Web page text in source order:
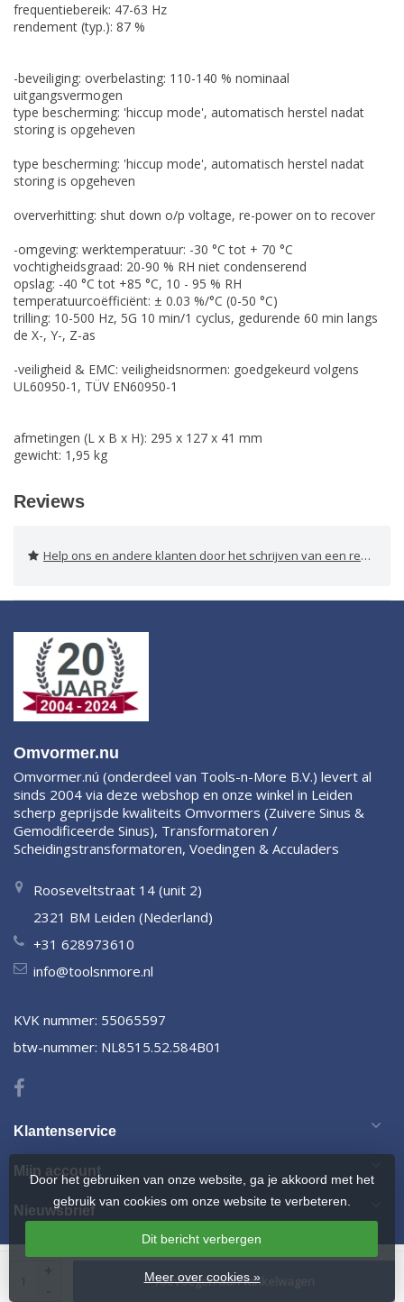
Toevoegen aan winkelwagen
frequentiebereik: 47-63 Hz
rendement (typ.): 87 %
-beveiliging: overbelasting: 110-140 % nominaal
uitgangsvermogen
type bescherming: 'hiccup mode', automatisch herstel nadat
storing is opgeheven
type bescherming: 'hiccup mode', automatisch herstel nadat
storing is opgeheven
oververhitting: shut down o/p voltage, re-power on to recover
-omgeving: werktemperatuur: -30 °C tot + 70 °C
vochtigheidsgraad: 20-90 % RH niet condenserend
opslag: -40 °C tot +85 °C, 10 - 95 % RH
temperatuurcoëfficiënt: ± 0.03 %/°C (0-50 °C)
trilling: 10-500 Hz, 5G 10 min/1 cyclus, gedurende 60 min langs
de X-, Y-, Z-as
-veiligheid & EMC: veiligheidsnormen: goedgekeurd volgens
UL60950-1, TÜV EN60950-1
afmetingen (L x B x H): 295 x 127 x 41 mm
gewicht: 1,95 kg
Reviews
Help ons en andere klanten door het schrijven van een review
Omvormer.nu
Omvormer.nú (onderdeel van Tools-n-More B.V.) levert al
sinds 2004 via deze webshop en onze winkel in Leiden
scherp geprijsde kwaliteits Omvormers (Zuivere Sinus &
Gemodificeerde Sinus), Transformatoren /
Scheidingstransformatoren, Voedingen & Acculaders
Rooseveltstraat 14 (unit 2)
2321 BM Leiden (Nederland)
+31 628973610
info@toolsnmore.nl
KVK nummer: 55065597
btw-nummer: NL8515.52.584B01
Klantenservice
Mijn account
Nieuwsbrief
Door het gebruiken van onze website, ga je akkoord met het
gebruik van cookies om onze website te verbeteren.
Dit bericht verbergen
Meer over cookies »
Design by Frontlabel